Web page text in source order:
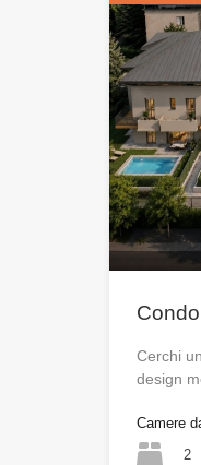
Cerchi
design
Camere
2